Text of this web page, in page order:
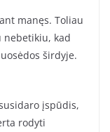
manęs. Toliau
nebetikiu, kad
širdyje.
įspūdis,
rodyti